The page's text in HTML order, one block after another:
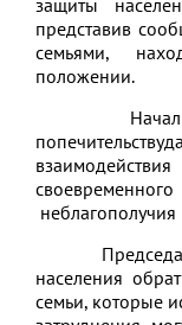
представив
семьями,
положении.
неблагополучия
населения
семьи, которые